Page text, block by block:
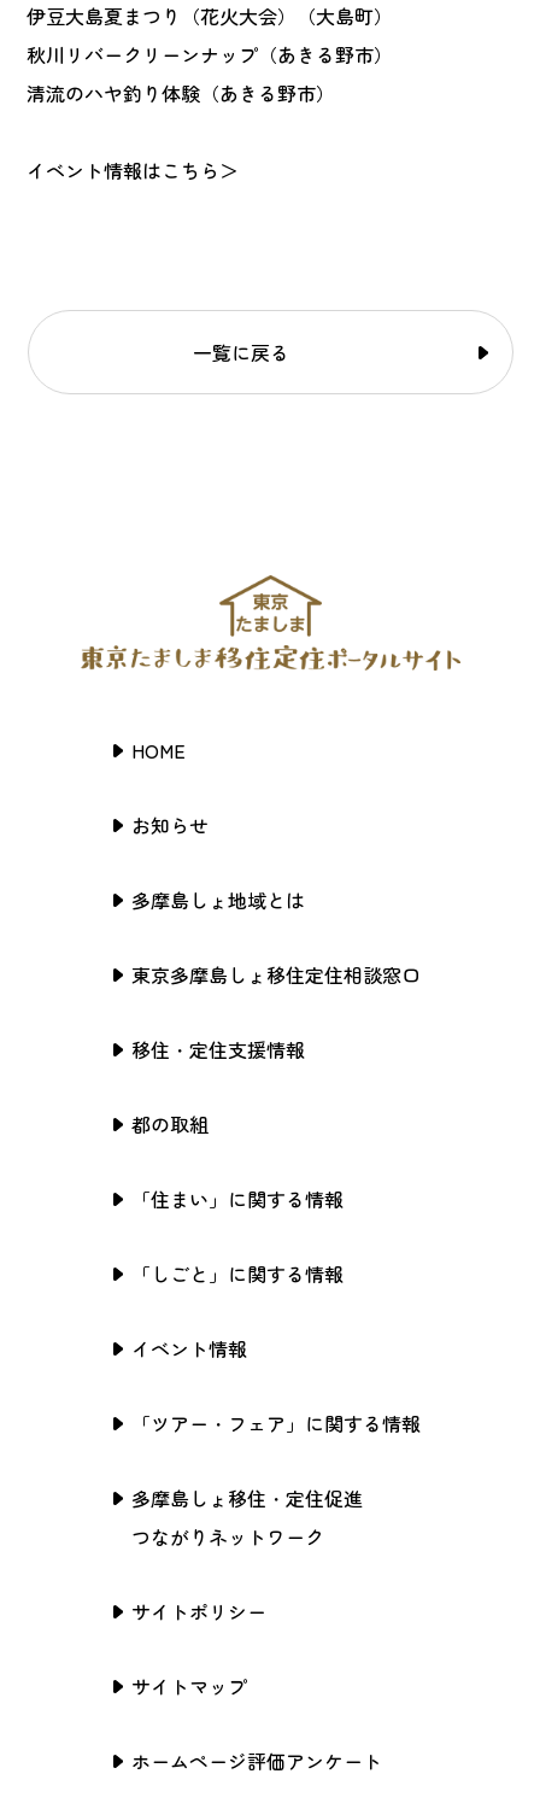
伊豆大島夏まつり（花火大会）（大島町）
秋川リバークリーンナップ（あきる野市）
清流のハヤ釣り体験（あきる野市）
イベント情報はこちら＞
一覧に戻る
HOME
お知らせ
多摩島しょ地域とは
東京多摩島しょ移住定住相談窓口
移住・定住支援情報
都の取組
「住まい」に関する情報
「しごと」に関する情報
イベント情報
「ツアー・フェア」に関する情報
多摩島しょ移住・定住促進
つながりネットワーク
サイトポリシー
サイトマップ
ホームページ評価アンケート